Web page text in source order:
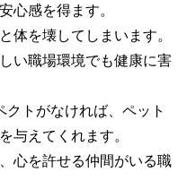
心感を得ます。
体を壊してしまいます。
い職場環境でも健康に害
トがなければ、ペット
与えてくれます。
心を許せる仲間がいる職